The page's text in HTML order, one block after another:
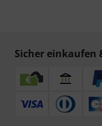
Sicher einkaufen